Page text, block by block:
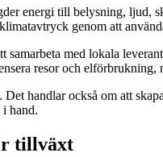
energi till belysning,
genom att
med lokala
resor och
handlar också om att
hand.
tillväxt